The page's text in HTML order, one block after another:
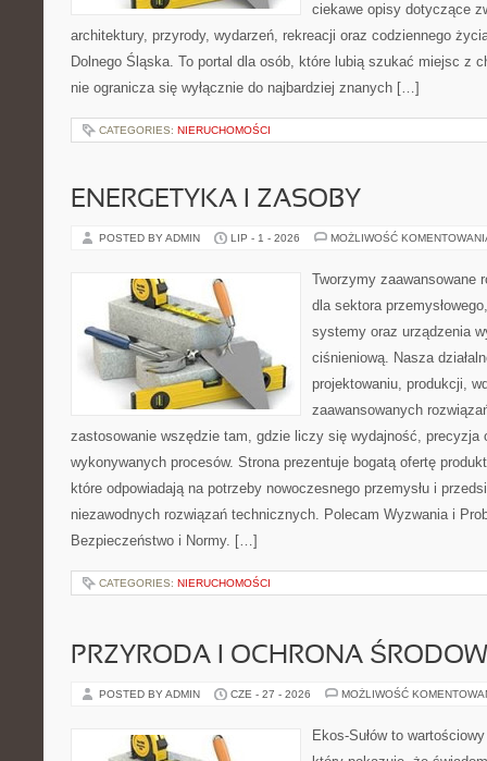
ciekawe opisy dotyczące
architektury, przyrody, wydarzeń, rekreacji oraz codziennego
Dolnego Śląska. To portal dla osób, które lubią szukać miejsc z
nie ogranicza się wyłącznie do najbardziej znanych […]
CATEGORIES: NIERUCHOMOŚCI
ENERGETYKA I ZASOBY
POSTED BY ADMIN LIP - 1 - 2026 MOŻLIWOŚĆ
Tworzymy zaawansowane
dla sektora
systemy oraz urządzenia
ciśnieniową. Nasza
projektowaniu, produkcji,
zaawansowanych
zastosowanie wszędzie tam, gdzie liczy się wydajność, precyzja
wykonywanych procesów. Strona prezentuje bogatą ofertę
które odpowiadają na potrzeby nowoczesnego przemysłu i
niezawodnych rozwiązań technicznych. Polecam Wyzwania i
Bezpieczeństwo i Normy. […]
CATEGORIES: NIERUCHOMOŚCI
PRZYRODA I OCHRONA
POSTED BY ADMIN CZE - 27 - 2026 MOŻLIWOŚĆ
Ekos-Sułów to